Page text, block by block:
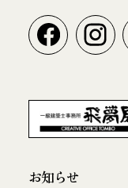
お知らせ